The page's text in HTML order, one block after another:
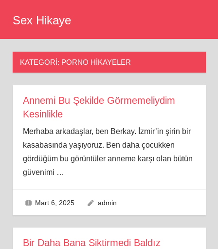
Sex Hikaye
KATEGORI: PORNO HIKAYELER
Annemi Bu Şekilde Görmemeliydim
Kesinlikle
Merhaba arkadaşlar, ben Berkay. İzmir’in şirin bir
kasabasında yaşıyoruz. Ben daha çocukken
gördüğüm bu görüntüler anneme karşı olan bütün
güvenimi …
Mart 6, 2025 admin
Bir Daha Bana Siktirmedi Baldız